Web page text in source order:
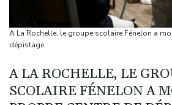
Des incendies toujours plus coûteux
Masters 1000 de Montréal: le tenant
Climatisation, volets, arbres: les
dans la recherche de logement
WTA 1000 de Toronto: Rybakina,
A La Rochelle, le groupe scolaire Fénelon a
dépistage
A LA ROCHELLE, LE
SCOLAIRE FÉNELON A